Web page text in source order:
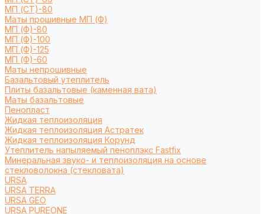
МП (СТ)-80
Маты прошивные МП (Ф)
МП (Ф)-80
МП (Ф)-100
МП (Ф)-125
МП (Ф)-60
Маты непрошивные
Базальтовый утеплитель
Плиты базальтовые (каменная вата)
Маты базальтовые
Пенопласт
Жидкая теплоизоляция
Жидкая теплоизоляция Астратек
Жидкая теплоизоляция Корунд
Утеплитель напыляемый пеноплэкс Fastfix
Минеральная звуко- и теплоизоляция на основе
стекловолокна (стекловата)
URSA
URSA TERRA
URSA GEO
URSA PUREONE